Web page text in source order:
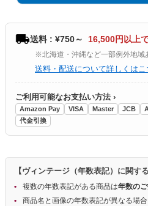
送料 : ¥750～ 16,500円以上
※北海道・沖縄など一部例外地域
送料・配送について詳しくはこ
ご利用可能なお支払い方法 ›
Amazon Pay VISA Master JCB
代金引換
【ヴィンテージ（年数表記）に関す
複数の年数表記がある商品は年数の
商品名と画像の年数表記が異なる場合